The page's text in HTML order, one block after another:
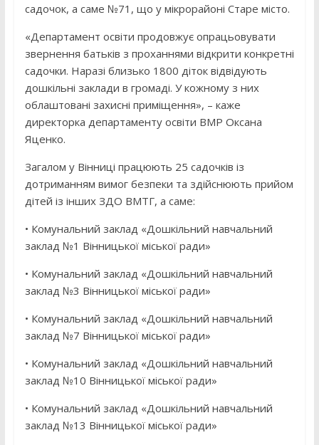
садочок, а саме №71, що у мікрорайоні Старе місто.
«Департамент освіти продовжує опрацьовувати
звернення батьків з проханнями відкрити конкретні
садочки. Наразі близько 1800 діток відвідують
дошкільні заклади в громаді. У кожному з них
облаштовані захисні приміщення», – каже
директорка департаменту освіти ВМР Оксана
Яценко.
Загалом у Вінниці працюють 25 садочків із
дотриманням вимог безпеки та здійснюють прийом
дітей із інших ЗДО ВМТГ, а саме:
• Комунальний заклад «Дошкільний навчальний
заклад №1 Вінницької міської ради»
• Комунальний заклад «Дошкільний навчальний
заклад №3 Вінницької міської ради»
• Комунальний заклад «Дошкільний навчальний
заклад №7 Вінницької міської ради»
• Комунальний заклад «Дошкільний навчальний
заклад №10 Вінницької міської ради»
• Комунальний заклад «Дошкільний навчальний
заклад №13 Вінницької міської ради»